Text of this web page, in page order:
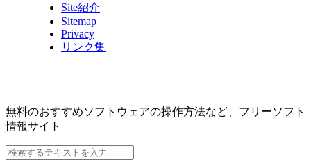
Site紹介
Sitemap
Privacy
リンク集
無料のおすすめソフトウェアの操作方法など、 フリーソフト
情報サイト